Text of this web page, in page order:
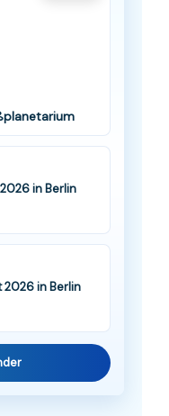
in Berlin
2026 in Berlin